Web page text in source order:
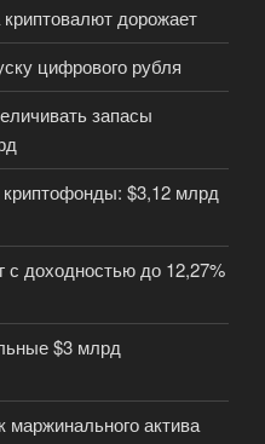
дорожает
цифрового рубля
запасы
криптофонды: $3,12 млрд
с доходностью до 12,27%
$3 млрд
маржинального актива